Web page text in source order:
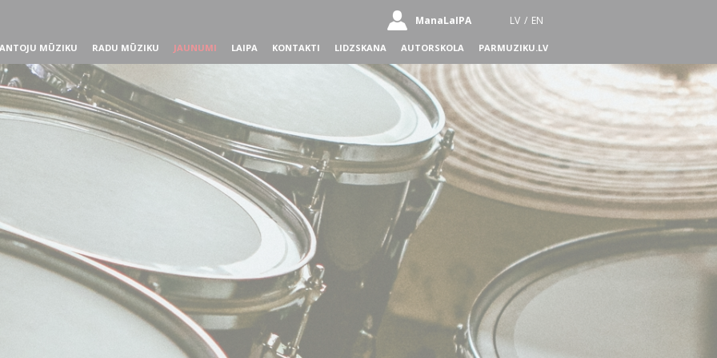
ManaLaIPA LV / EN
MŪZIKU RADU MŪZIKU JAUNUMI LAIPA KONTAKTI LIDZSKANA AUTORSKOLA PARMUZIKU.LV